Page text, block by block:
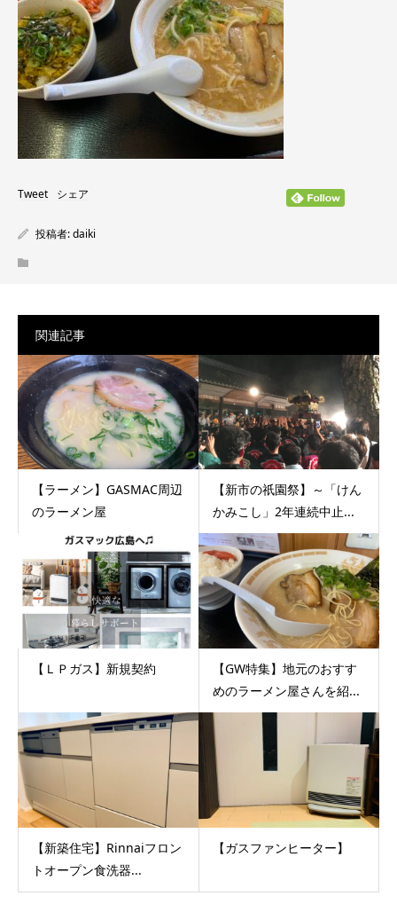
Tweet シェア
投稿者:daiki
関連記事
【ラーメン】GASMAC周辺
のラーメン屋
【新市の祇園祭】～「けん
かみこし」2年連続中止...
【ＬＰガス】新規契約
【GW特集】地元のおすす
めのラーメン屋さんを紹...
【新築住宅】Rinnaiフロン
トオープン食洗器...
【ガスファンヒーター】